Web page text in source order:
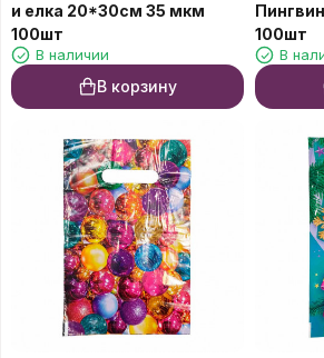
и елка 20*30см 35 мкм
100шт
В наличии
В корзину
100шт
В